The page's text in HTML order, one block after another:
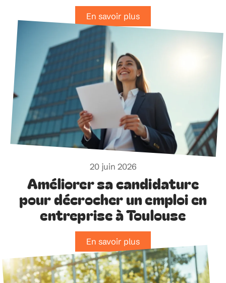
En savoir plus
20 juin 2026
Améliorer sa candidature
pour décrocher un emploi en
entreprise à Toulouse
En savoir plus